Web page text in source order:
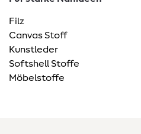
Filz
Canvas Stoff
Kunstleder
Softshell Stoffe
Möbelstoffe